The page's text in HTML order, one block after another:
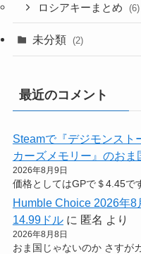
ロシアキーまとめ (6)
未分類 (2)
最近のコメント
Steamで『デジモンスト
カーズメモリー』のおま
2026年8月9日
価格としてはGPで＄4.45で
Humble Choice 2026年
14.99ドルに 匿名 より
2026年8月8日
おま国じゃないのか さすが